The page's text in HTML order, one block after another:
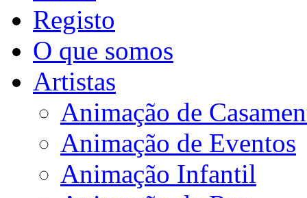
Registo
O que somos
Artistas
Animação de
Animação de Eventos
Animação Infantil